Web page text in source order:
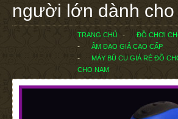
người lớn dành cho
TRANG CHỦ
ĐỒ CHƠI
ÂM ĐẠO GIẢ CAO CẤP
MÁY BÚ CU GIÁ RẺ ĐỒ
CHO NAM